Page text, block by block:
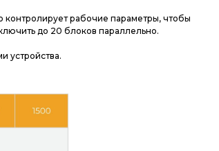
контролирует рабочие параметры, чтобы
до 20 блоков параллельно.
устройства.